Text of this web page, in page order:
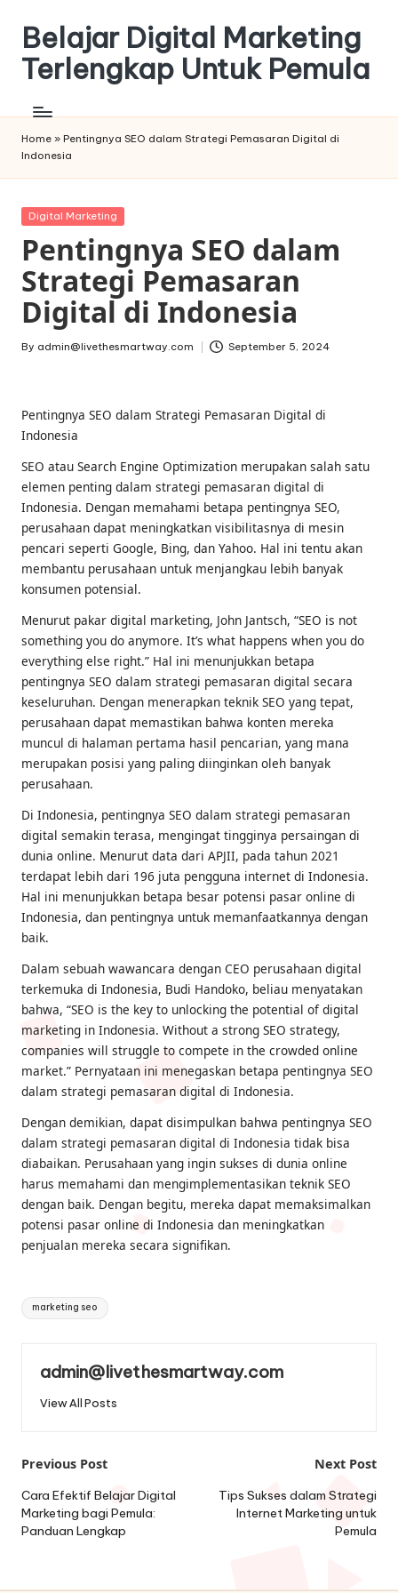
content
Belajar Digital Marketing
Terlengkap Untuk Pemula
Home » Pentingnya SEO dalam Strategi Pemasaran Digital di
Indonesia
Posted
Digital Marketing
Pentingnya SEO dalam
Strategi Pemasaran
Digital di Indonesia
Posted
By admin@livethesmartway.com September 5, 2024
Pentingnya SEO dalam Strategi Pemasaran Digital di
Indonesia
SEO atau Search Engine Optimization merupakan salah satu
elemen penting dalam strategi pemasaran digital di
Indonesia. Dengan memahami betapa pentingnya SEO,
perusahaan dapat meningkatkan visibilitasnya di mesin
pencari seperti Google, Bing, dan Yahoo. Hal ini tentu akan
membantu perusahaan untuk menjangkau lebih banyak
konsumen potensial.
Menurut pakar digital marketing, John Jantsch, “SEO is not
something you do anymore. It’s what happens when you do
everything else right.” Hal ini menunjukkan betapa
pentingnya SEO dalam strategi pemasaran digital secara
keseluruhan. Dengan menerapkan teknik SEO yang tepat,
perusahaan dapat memastikan bahwa konten mereka
muncul di halaman pertama hasil pencarian, yang mana
merupakan posisi yang paling diinginkan oleh banyak
perusahaan.
Di Indonesia, pentingnya SEO dalam strategi pemasaran
digital semakin terasa, mengingat tingginya persaingan di
dunia online. Menurut data dari APJII, pada tahun 2021
terdapat lebih dari 196 juta pengguna internet di Indonesia.
Hal ini menunjukkan betapa besar potensi pasar online di
Indonesia, dan pentingnya untuk memanfaatkannya dengan
baik.
Dalam sebuah wawancara dengan CEO perusahaan digital
terkemuka di Indonesia, Budi Handoko, beliau menyatakan
bahwa, “SEO is the key to unlocking the potential of digital
marketing in Indonesia. Without a strong SEO strategy,
companies will struggle to compete in the crowded online
market.” Pernyataan ini menegaskan betapa pentingnya SEO
dalam strategi pemasaran digital di Indonesia.
Dengan demikian, dapat disimpulkan bahwa pentingnya SEO
dalam strategi pemasaran digital di Indonesia tidak bisa
diabaikan. Perusahaan yang ingin sukses di dunia online
harus memahami dan mengimplementasikan teknik SEO
dengan baik. Dengan begitu, mereka dapat memaksimalkan
potensi pasar online di Indonesia dan meningkatkan
penjualan mereka secara signifikan.
Tags:
marketing seo
admin@livethesmartway.com
View All Posts
Post
navigation
Previous Post
Cara Efektif Belajar Digital
Marketing bagi Pemula:
Panduan Lengkap
Next Post
Tips Sukses dalam Strategi
Internet Marketing untuk
Pemula